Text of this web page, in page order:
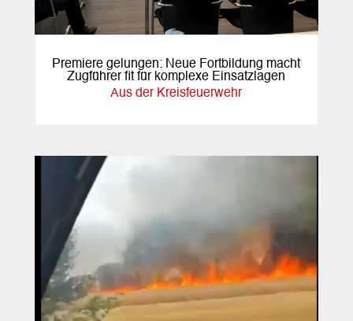
Premiere gelungen: Neue Fortbildung macht
Zugführer fit für komplexe Einsatzlagen
Aus der Kreisfeuerwehr